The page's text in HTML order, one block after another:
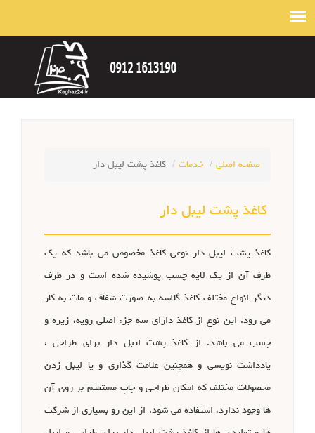
صفحه اصلی خدمات کاغذ پشت لیبل دار
کاغذ پشت لیبل دار
کاغذ پشت لیبل دار نوعی کاغذ مخصوص می باشد که یک
طرف آن از یک لایه چسب پوشیده شده است و در طرف
دیگر انواع مختلف کاغذ گلاسه به صورت شفاف و مات به کار
می رود. این نوع از کاغذ دارای سه جزء اصلی رویه، زیره و
چسب می باشد. از کاغذ پشت لیبل دار برای طراحی ،
یادداشت نویسی و همچنین علامت گذاری و یا لیبل زدن
محصولات مختلف که امکان طراحی و چاپ مستقیم بر روی آن
ها وجود ندارد، استفاده می شود. از این رو بسیاری از شرکت